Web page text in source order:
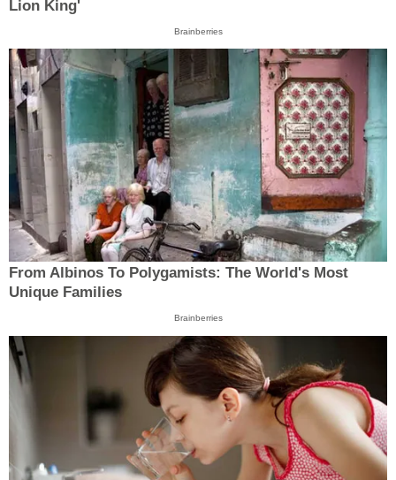
Lion King'
Brainberries
From Albinos To Polygamists: The World's Most
Unique Families
Brainberries